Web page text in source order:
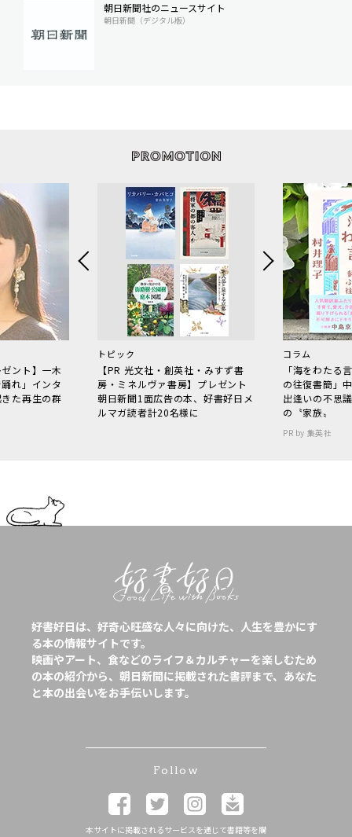
朝日新聞社のニュースサイト
朝日新聞（デジタル版）
ント】一木
れ」インタ
た再生の群
トピック
【PR 光文社・創英社・みすず書
房・ミネルヴァ書房】プレゼント
朝日新聞1面広告の本、好書好日メ
ルマガ読者計20名様に
コラム
「海をわた
の往復書簡」
出逢いの不思
の〝家族〟
PR by 集英社
好書好日は、好奇心旺盛な人々に向けた、人生を豊かにす
る本の情報サイトです。
映画やアート、食などのライフ＆カルチャーを楽しむため
の本の紹介から、朝日新聞に掲載された書評まで、あなた
と本の出会いをお手伝いします。
Follow
本サイトに掲載されるサービスを通じて書籍等を購